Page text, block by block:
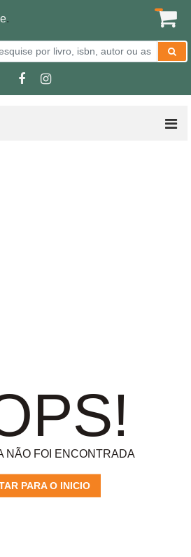
.
NÃO FOI ENCONTRADA
PARA O INICIO